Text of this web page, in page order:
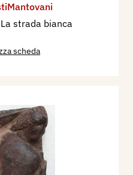
strada bianca
scheda